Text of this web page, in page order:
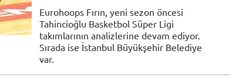
Eurohoops Fırın, yeni sezon öncesi
Tahincioğlu Basketbol Süper Ligi
takımlarının analizlerine devam ediyor.
Sırada ise İstanbul Büyükşehir Belediye
var.